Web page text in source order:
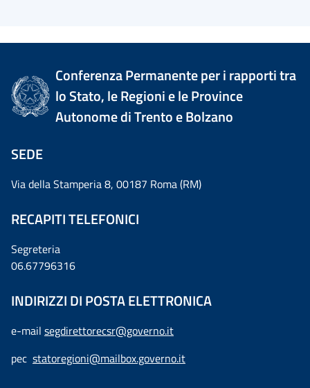
Conferenza Permanente per i rapporti tra
lo Stato, le Regioni e le Province
Autonome di Trento e Bolzano
SEDE
Via della Stamperia 8, 00187 Roma (RM)
RECAPITI TELEFONICI
Segreteria
06.67796316
INDIRIZZI DI POSTA ELETTRONICA
e-mail segdirettorecsr@governo.it
pec statoregioni@mailbox.governo.it